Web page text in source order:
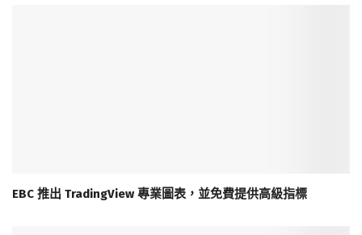
EBC 推出 TradingView 專業圖表，並免費提供高級指標